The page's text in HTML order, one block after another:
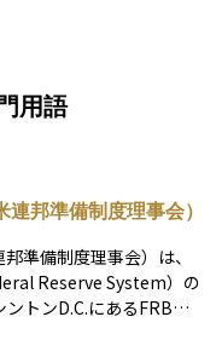
用語
邦準備制度理事会）
準備制度理事会）は、
Reserve System）の
トンD.C.にあるFRB